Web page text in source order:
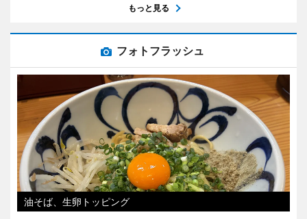
もっと見る
フォトフラッシュ
油そば、生卵トッピング